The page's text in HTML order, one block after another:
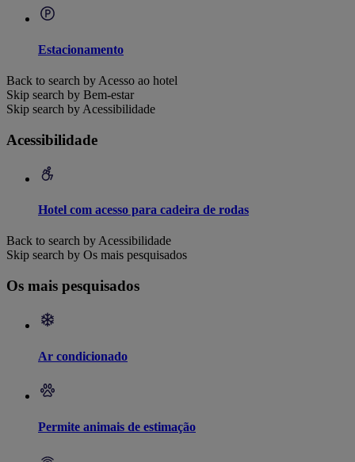
Estacionamento
Back to search by Acesso ao hotel
Skip search by Bem-estar
Skip search by Acessibilidade
Acessibilidade
Hotel com acesso para cadeira de rodas
Back to search by Acessibilidade
Skip search by Os mais pesquisados
Os mais pesquisados
Ar condicionado
Permite animais de estimação